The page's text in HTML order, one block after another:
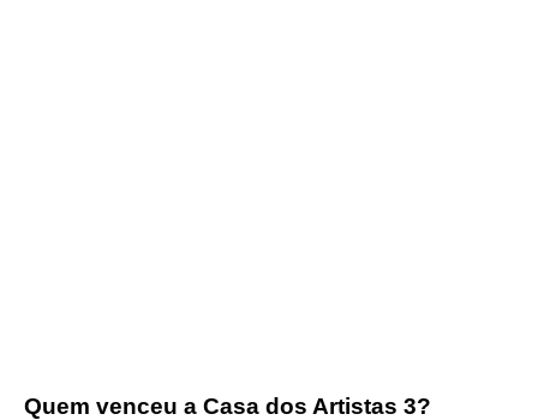
Quem venceu a Casa dos Artistas 3?